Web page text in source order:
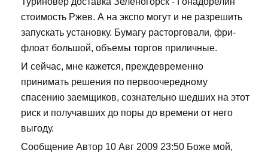
стоимость Ржев. А на экспо могут и не разрешить
запускать установку. Бумагу расторговали, фри-
флоат большой, объемы торгов приличные.
И сейчас, мне кажется, преждевременно
принимать решения по первоочередному
спасению заемщиков, сознательно шедших на этот
риск и получавших до поры до времени от него
выгоду.
Сообщение Автор 10 Авг 2009 23:50 Боже мой,